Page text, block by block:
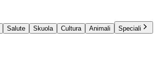
Salute Skuola Cultura Animali
Speciali